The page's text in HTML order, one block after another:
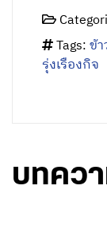
Tags:ข้
รุ่งเรืองกิจ
บทคว